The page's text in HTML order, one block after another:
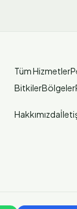
Tüm Hizmetler
BitkilerBölgeler
Hakkımızda